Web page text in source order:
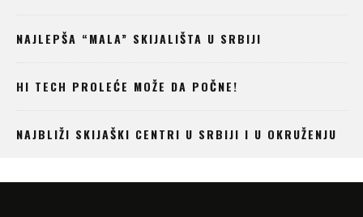
NAJLEPŠA “MALA” SKIJALIŠTA U SRBIJI
HI TECH PROLEĆE MOŽE DA POČNE!
NAJBLIŽI SKIJAŠKI CENTRI U SRBIJI I U OKRUŽENJU